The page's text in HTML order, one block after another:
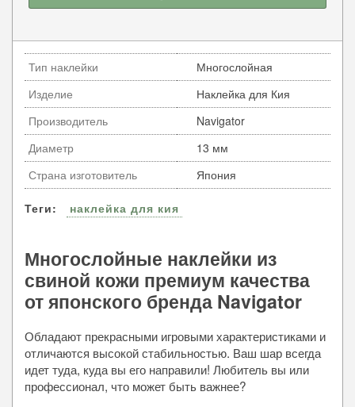
Тип наклейки
Многослойная
Изделие
Наклейка для Кия
Производитель
Navigator
Диаметр
13 мм
Страна изготовитель
Япония
Теги: наклейка для кия
Многослойные наклейки из
свиной кожи премиум качества
от японского бренда Navigator
Обладают прекрасными игровыми характеристиками и
отличаются высокой стабильностью. Ваш шар всегда
идет туда, куда вы его направили! Любитель вы или
профессионал, что может быть важнее?